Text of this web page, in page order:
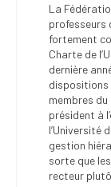
La
professeurs
fortement
Charte de
dernière
membres
président à
l’Université
gestion
sorte que
recteur